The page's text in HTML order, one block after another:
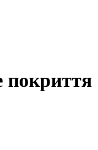
покриття